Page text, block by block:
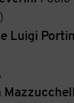
e Luigi